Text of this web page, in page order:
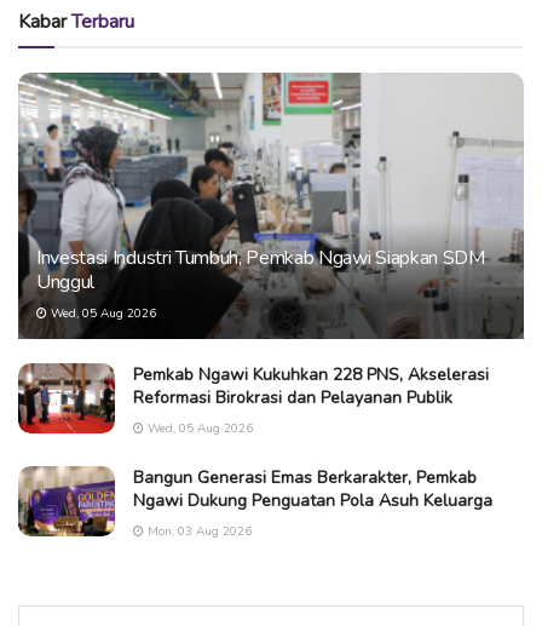
KabarTerbaru
Investasi Industri Tumbuh, Pemkab Ngawi Siapkan SDM
Unggul
Wed, 05 Aug 2026
Pemkab Ngawi Kukuhkan 228 PNS, Akselerasi
Reformasi Birokrasi dan Pelayanan Publik
Wed, 05 Aug 2026
Bangun Generasi Emas Berkarakter, Pemkab
Ngawi Dukung Penguatan Pola Asuh Keluarga
Mon, 03 Aug 2026